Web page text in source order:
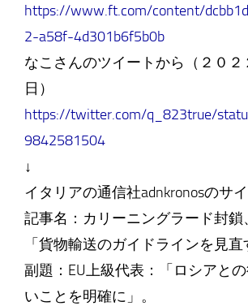
https://www.ft.com/content/
2-a58f-4d301b6f5b0b
なこさんのツイートから（２０２
日）
https://twitter.com/q_823true/
9842581504
↓
イタリアの通信社adnkronosのサイ
記事名：カリーニングラード封鎖
「貨物輸送のガイドラインを見直
副題：EU上級代表：「ロシアと
いことを明確に」。